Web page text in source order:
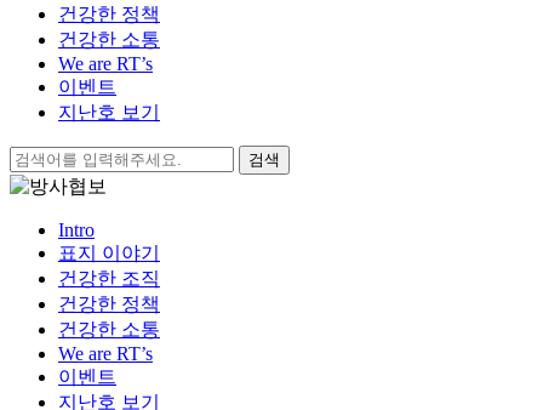
건강한 정책
건강한 소통
We are RT’s
이벤트
지난호 보기
검
색:
Intro
표지 이야기
건강한 조직
건강한 정책
건강한 소통
We are RT’s
이벤트
지난호 보기